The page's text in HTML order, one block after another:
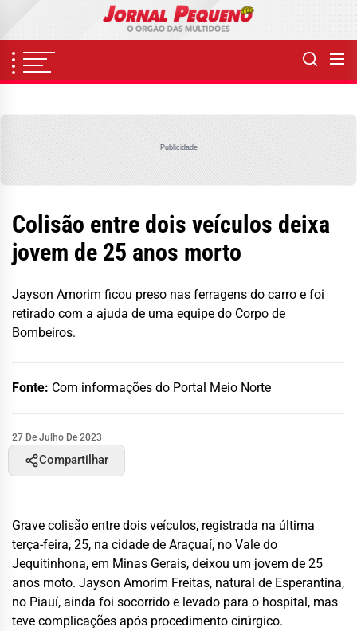
content
Publicidade
Colisão entre dois veículos deixa
jovem de 25 anos morto
Jayson Amorim ficou preso nas ferragens do carro e foi
retirado com a ajuda de uma equipe do Corpo de
Bombeiros.
Fonte: Com informações do Portal Meio Norte
27 De Julho De 2023
Compartilhar
Grave colisão entre dois veículos, registrada na última
terça-feira, 25, na cidade de Araçuaí, no Vale do
Jequitinhona, em Minas Gerais, deixou um jovem de 25
anos moto. Jayson Amorim Freitas, natural de Esperantina,
no Piauí, ainda foi socorrido e levado para o hospital, mas
teve complicações após procedimento cirúrgico.